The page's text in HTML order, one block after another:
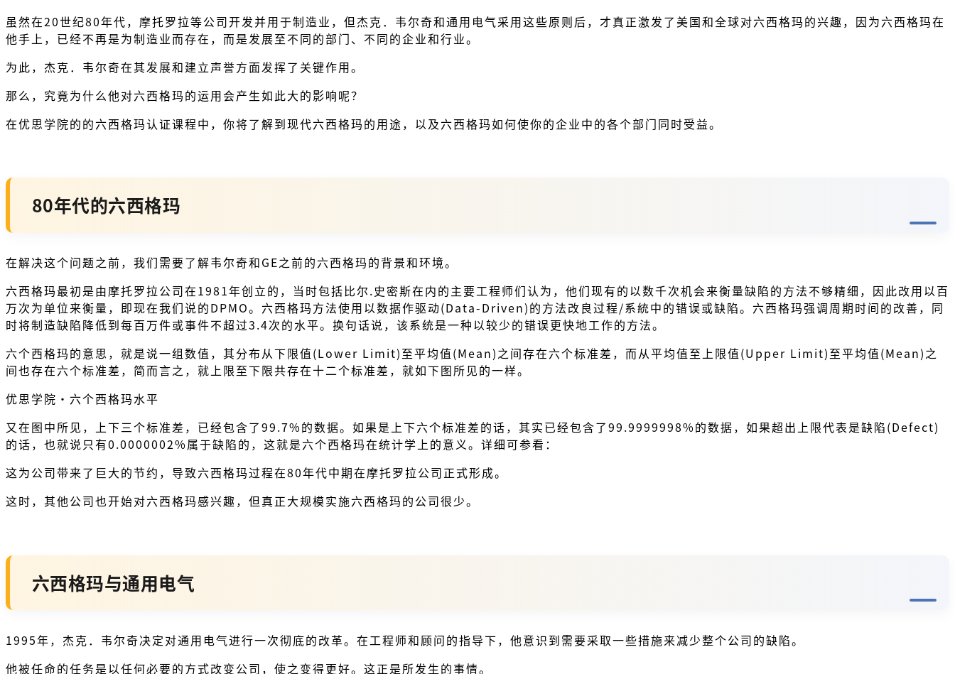
虽然在20世纪80年代，摩托罗拉等公司开发并用于制造业，但杰克．韦尔奇和通用电气采用这些原则后，才真正激发了美国和全球对六西格玛的兴趣，因为六西格玛在
他手上，已经不再是为制造业而存在，而是发展至不同的部门、不同的企业和行业。
为此，杰克．韦尔奇在其发展和建立声誉方面发挥了关键作用。
那么，究竟为什么他对六西格玛的运用会产生如此大的影响呢？
在优思学院的的六西格玛认证课程中，你将了解到现代六西格玛的用途，以及六西格玛如何使你的企业中的各个部门同时受益。
80年代的六西格玛
在解决这个问题之前，我们需要了解韦尔奇和GE之前的六西格玛的背景和环境。
六西格玛最初是由摩托罗拉公司在1981年创立的，当时包括比尔.史密斯在内的主要工程师们认为，他们现有的以数千次机会来衡量缺陷的方法不够精细，因此改用以百
万次为单位来衡量，即现在我们说的DPMO。六西格玛方法使用以数据作驱动(Data-Driven)的方法改良过程/系統中的错误或缺陷。六西格玛强调周期时间的改善，同
时将制造缺陷降低到每百万件或事件不超过3.4次的水平。换句话说，该系统是一种以较少的错误更快地工作的方法。
六个西格玛的意思，就是说一组数值，其分布从下限值(Lower Limit)至平均值(Mean)之间存在六个标准差，而从平均值至上限值(Upper Limit)至平均值(Mean)之
间也存在六个标准差，简而言之，就上限至下限共存在十二个标准差，就如下图所见的一样。
优思学院・六个西格玛水平
又在图中所见，上下三个标准差，已经包含了99.7%的数据。如果是上下六个标准差的话，其实已经包含了99.9999998%的数据，如果超出上限代表是缺陷(Defect)
的话，也就说只有0.0000002%属于缺陷的，这就是六个西格玛在统计学上的意义。详细可参看：
这为公司带来了巨大的节约，导致六西格玛过程在80年代中期在摩托罗拉公司正式形成。
这时，其他公司也开始对六西格玛感兴趣，但真正大规模实施六西格玛的公司很少。
六西格玛与通用电气
1995年，杰克．韦尔奇决定对通用电气进行一次彻底的改革。在工程师和顾问的指导下，他意识到需要采取一些措施来减少整个公司的缺陷。
他被任命的任务是以任何必要的方式改变公司，使之变得更好。这正是所发生的事情。